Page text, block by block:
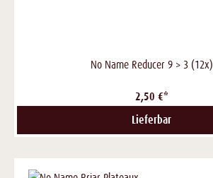
No Name Reducer 9 > 3 (12x)
2,50 €*
Lieferbar